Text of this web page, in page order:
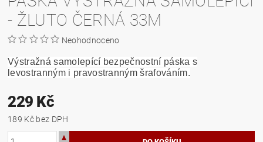
- ŽLUTO ČERNÁ 33M
Neohodnoceno
Výstražná samolepící bezpečnostní páska s
levostranným i pravostranným šrafováním.
229 Kč
189 Kč bez DPH